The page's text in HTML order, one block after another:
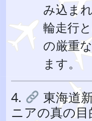
み込ま
輪走行
の厳重
ます。
4.
東海道
ニアの真の目